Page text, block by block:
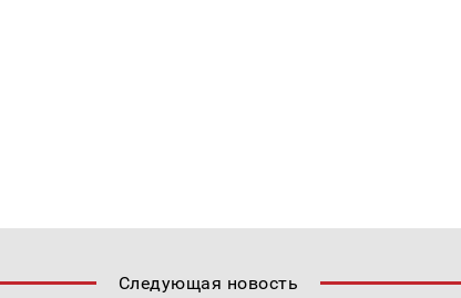
Следующая новость